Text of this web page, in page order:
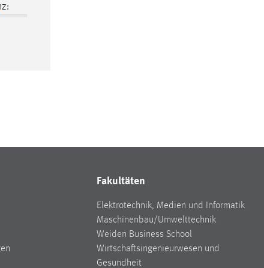
Fakultäten
Elektrotechnik, Medien und Informatik
Maschinenbau/Umwelttechnik
Weiden Business School
Wirtschaftsingenieurwesen und
Gesundheit